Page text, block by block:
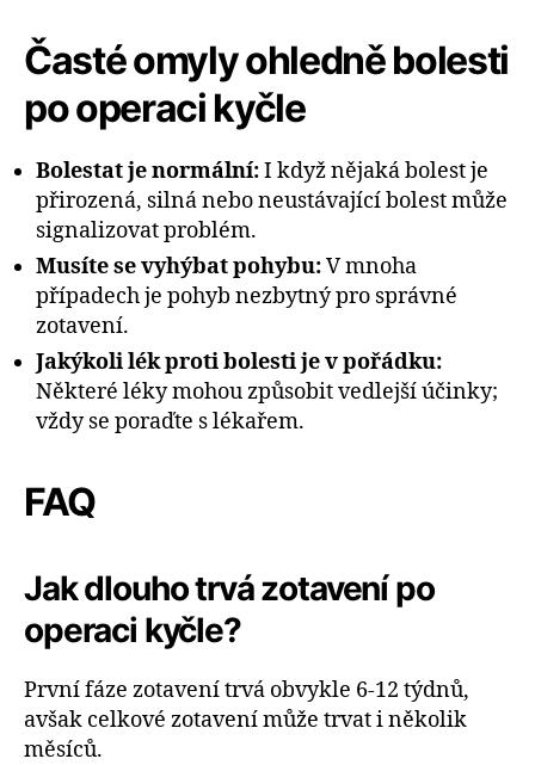
Časté omyly ohledně bolesti
po operaci kyčle
Bolestat je normální:I když nějaká bolest je
přirozená, silná nebo neustávající bolest může
signalizovat problém.
Musíte se vyhýbat pohybu:V mnoha
případech je pohyb nezbytný pro správné
zotavení.
Jakýkoli lék proti bolesti je v pořádku:
Některé léky mohou způsobit vedlejší účinky;
vždy se poraďte s lékařem.
FAQ
Jak dlouho trvá zotavení po
operaci kyčle?
První fáze zotavení trvá obvykle 6-12 týdnů,
avšak celkové zotavení může trvat i několik
měsíců.